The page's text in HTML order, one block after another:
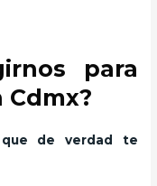
para
de verdad te